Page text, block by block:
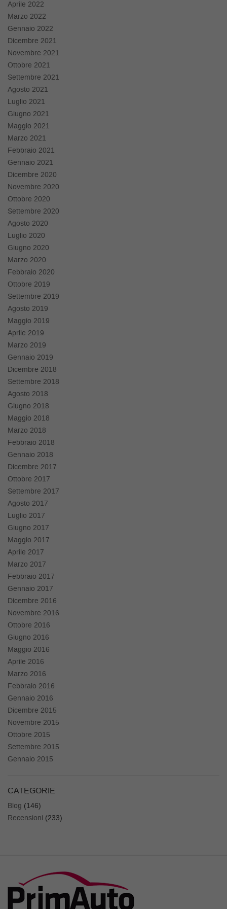
Aprile 2022
Marzo 2022
Gennaio 2022
Dicembre 2021
Novembre 2021
Ottobre 2021
Settembre 2021
Agosto 2021
Luglio 2021
Giugno 2021
Maggio 2021
Marzo 2021
Febbraio 2021
Gennaio 2021
Dicembre 2020
Novembre 2020
Ottobre 2020
Settembre 2020
Agosto 2020
Luglio 2020
Giugno 2020
Marzo 2020
Febbraio 2020
Ottobre 2019
Settembre 2019
Agosto 2019
Maggio 2019
Aprile 2019
Marzo 2019
Gennaio 2019
Dicembre 2018
Settembre 2018
Agosto 2018
Giugno 2018
Maggio 2018
Marzo 2018
Febbraio 2018
Gennaio 2018
Dicembre 2017
Ottobre 2017
Settembre 2017
Agosto 2017
Luglio 2017
Giugno 2017
Maggio 2017
Aprile 2017
Marzo 2017
Febbraio 2017
Gennaio 2017
Dicembre 2016
Novembre 2016
Ottobre 2016
Giugno 2016
Maggio 2016
Aprile 2016
Marzo 2016
Febbraio 2016
Gennaio 2016
Dicembre 2015
Novembre 2015
Ottobre 2015
Settembre 2015
Gennaio 2015
CATEGORIE
Blog (146)
Recensioni (233)